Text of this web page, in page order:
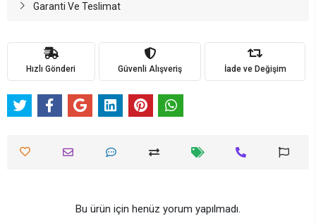
Garanti Ve Teslimat
Hızlı Gönderi Güvenli Alışveriş İade ve Değişim
Bu ürün için henüz yorum yapılmadı.